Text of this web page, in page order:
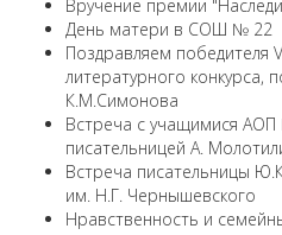
Вручение премии
День матери в СОШ № 22
Поздравляем победителя
литературного конкурса,
К.М.Симонова
Встреча с учащимися АОП
писательницей А.
Встреча писательницы
им. Н.Г. Чернышевского
Нравственность и